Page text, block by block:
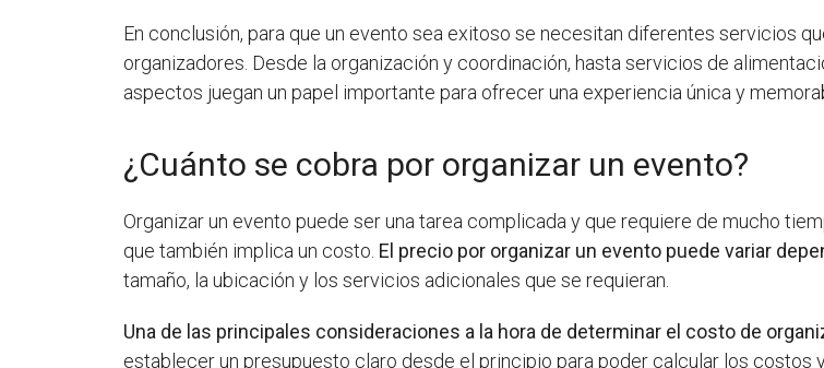
En conclusión, para que un evento sea exitoso se necesitan diferentes servicios
organizadores. Desde la organización y coordinación, hasta servicios de
aspectos juegan un papel importante para ofrecer una experiencia única y
¿Cuánto se cobra por organizar un evento?
Organizar un evento puede ser una tarea complicada y que requiere de mucho
que también implica un costo. El precio por organizar un evento puede variar
tamaño, la ubicación y los servicios adicionales que se requieran.
Una de las principales consideraciones a la hora de determinar el costo de
establecer un presupuesto claro desde el principio para poder calcular los costos